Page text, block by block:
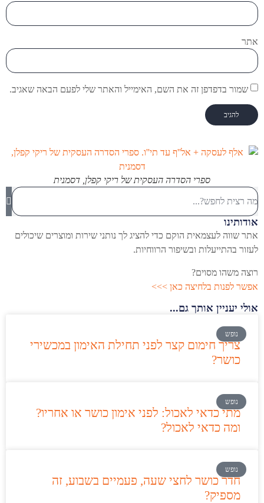
אתר
שמור בדפדפן זה את השם, האימייל והאתר שלי לפעם הבאה שאגיב.
ספרי הסדרה העסקית של ריקי קפלן, דסמנית
אודותינו
אתר שווה לעצמאית הוקם כדי להציג לך נותני שירות ומוצרים שיכולים
לעזור בהתייעלות ובשיפור הרווחיות.
רוצה משהו מסוים?
אפשר לפנות בלחיצה כאן >>>
אולי יעניין אותך גם...
נופש
צריך חימום קצר לפני תחילת האימון במכשירי
כושר?
נופש
מתי כדאי לאכול: לפני אימון כושר או אחריו?
ומה כדאי לאכול?
נופש
חדר כושר לחצי שעה, פעמיים בשבוע, זה
מספיק?